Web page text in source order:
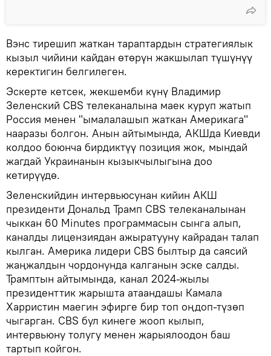
Вэнс тирешип жаткан тараптардын стратегиялык
кызыл чийини кайдан өтөрүн жакшылап түшүнүү
керектигин белгилеген.
Эскерте кетсек, жекшемби күнү Владимир
Зеленский CBS телеканалына маек куруп жатып
Россия менен "ымалалашып жаткан Америкага"
нааразы болгон. Анын айтымында, АКШда Киевди
колдоо боюнча бирдиктүү позиция жок, мындай
жагдай Украинанын кызыкчылыгына доо
кетирүүдө.
Зеленскийдин интервьюсунан кийин АКШ
президенти Дональд Трамп CBS телеканалынан
чыккан 60 Minutes программасын сынга алып,
каналды лицензиядан ажыратууну кайрадан талап
кылган. Америка лидери CBS былтыр да саясий
жаңжалдын чордонунда калганын эске салды.
Трамптын айтымында, канал 2024-жылы
президенттик жарышта атаандашы Камала
Харристин маегин эфирге бир топ оңдоп-түзөп
чыгарган. CBS бул кинеге жооп кылып,
интервьюну толугу менен жарыялоодон баш
тартып койгон.